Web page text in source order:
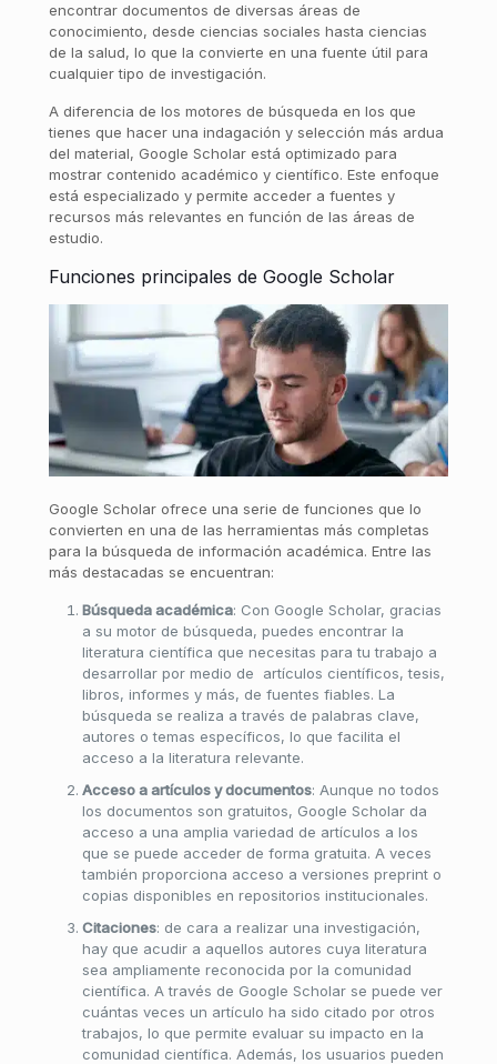
encontrar documentos de diversas áreas de
conocimiento, desde ciencias sociales hasta ciencias
de la salud, lo que la convierte en una fuente útil para
cualquier tipo de investigación.
A diferencia de los motores de búsqueda en los que
tienes que hacer una indagación y selección más ardua
del material, Google Scholar está optimizado para
mostrar contenido académico y científico. Este enfoque
está especializado y permite acceder a fuentes y
recursos más relevantes en función de las áreas de
estudio.
Funciones principales de Google Scholar
Google Scholar ofrece una serie de funciones que lo
convierten en una de las herramientas más completas
para la búsqueda de información académica. Entre las
más destacadas se encuentran:
Búsqueda académica: Con Google Scholar, gracias
a su motor de búsqueda, puedes encontrar la
literatura científica que necesitas para tu trabajo a
desarrollar por medio de artículos científicos, tesis,
libros, informes y más, de fuentes fiables. La
búsqueda se realiza a través de palabras clave,
autores o temas específicos, lo que facilita el
acceso a la literatura relevante.
Acceso a artículos y documentos: Aunque no todos
los documentos son gratuitos, Google Scholar da
acceso a una amplia variedad de artículos a los
que se puede acceder de forma gratuita. A veces
también proporciona acceso a versiones preprint o
copias disponibles en repositorios institucionales.
Citaciones: de cara a realizar una investigación,
hay que acudir a aquellos autores cuya literatura
sea ampliamente reconocida por la comunidad
científica. A través de Google Scholar se puede ver
cuántas veces un artículo ha sido citado por otros
trabajos, lo que permite evaluar su impacto en la
comunidad científica. Además, los usuarios pueden